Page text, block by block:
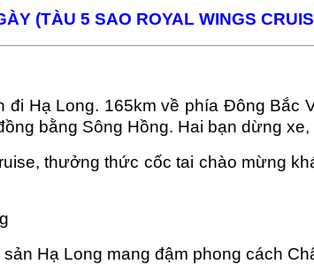
(TÀU 5 SAO ROYAL WINGS
Hạ Long. 165km về phía Đông Bắc
bằng Sông Hồng. Hai bạn dừng
thưởng thức cốc tai chào mừng
Hạ Long mang đậm phong cách